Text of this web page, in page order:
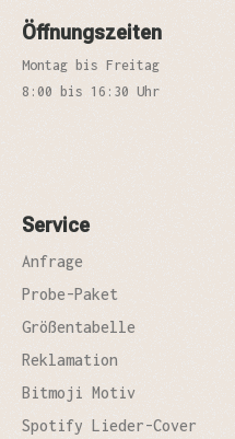
Öffnungszeiten
Montag bis Freitag
8:00 bis 16:30 Uhr
Service
Anfrage
Probe-Paket
Größentabelle
Reklamation
Bitmoji Motiv
Spotify Lieder-Cover